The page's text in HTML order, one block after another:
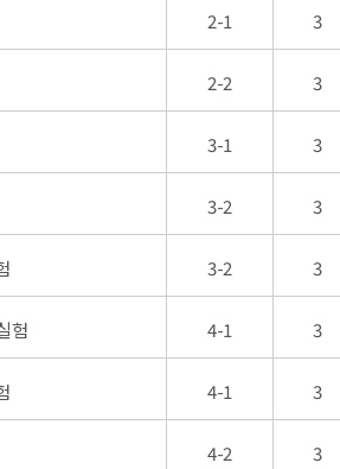
2-1 3
2-2 3
3-1 3
3-2 3
3-2 3
험 4-1 3
4-1 3
4-2 3